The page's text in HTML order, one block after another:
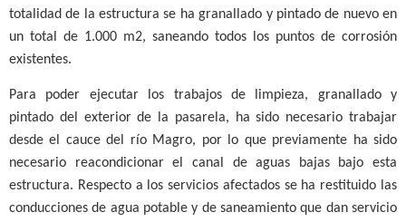
totalidad de la estructura se ha granallado y pintado de nuevo en
un total de 1.000 m2, saneando todos los puntos de corrosión
existentes.
Para poder ejecutar los trabajos de limpieza, granallado y
pintado del exterior de la pasarela, ha sido necesario trabajar
desde el cauce del río Magro, por lo que previamente ha sido
necesario reacondicionar el canal de aguas bajas bajo esta
estructura. Respecto a los servicios afectados se ha restituido las
conducciones de agua potable y de saneamiento que dan servicio